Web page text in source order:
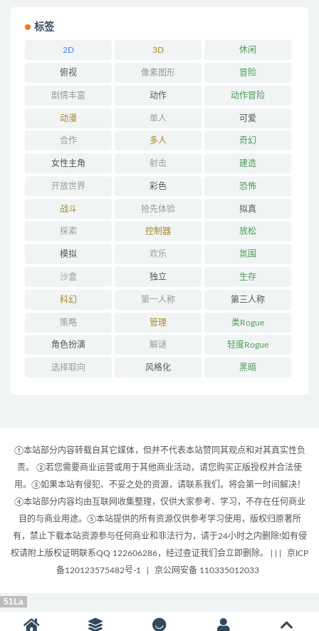
标签
2D 3D 休闲
俯视 像素图形 冒险
剧情丰富 动作 动作冒险
动漫 单人 可爱
合作 多人 奇幻
女性主角 射击 建造
开放世界 彩色 恐怖
战斗 抢先体验 拟真
探索 控制器 放松
模拟 欢乐 氛围
沙盒 独立 生存
科幻 第一人称 第三人称
策略 管理 类Rogue
角色扮演 解谜 轻度Rogue
选择取向 风格化 黑暗
①本站部分内容转载自其它媒体，但并不代表本站赞同其观点和对其真实性负
责。 ②若您需要商业运营或用于其他商业活动，请您购买正版授权并合法使
用。③如果本站有侵犯、不妥之处的资源，请联系我们。将会第一时间解决！
④本站部分内容均由互联网收集整理，仅供大家参考、学习，不存在任何商业
目的与商业用途。⑤本站提供的所有资源仅供参考学习使用，版权归原著所
有，禁止下载本站资源参与任何商业和非法行为，请于24小时之内删除!如有侵
权请附上版权证明联系QQ 122606286，经过查证我们会立即删除。 | |
京ICP
备120123575482号-1
京公网安备 110335012033
51La